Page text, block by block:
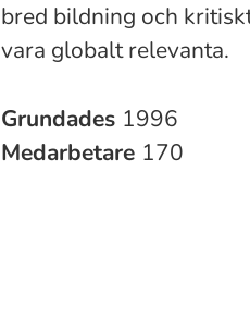
bred bildning och
vara globalt relevanta.
Grundades 1996
Medarbetare 170